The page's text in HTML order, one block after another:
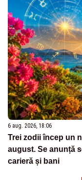
6 aug. 2026, 18:06
Trei zodii încep un
august. Se anunță
carieră și bani